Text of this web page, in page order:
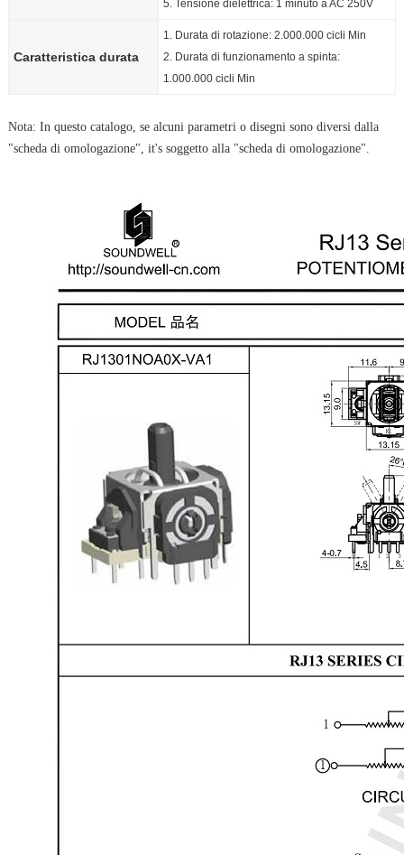
5. Tensione dielettrica: 1 minuto a AC 250V
Caratteristica durata
1. Durata di rotazione: 2.000.000 cicli Min
2. Durata di funzionamento a spinta:
1.000.000 cicli Min
Nota: In questo catalogo, se alcuni parametri o disegni sono diversi dalla
"scheda di omologazione", it's soggetto alla "scheda di omologazione".